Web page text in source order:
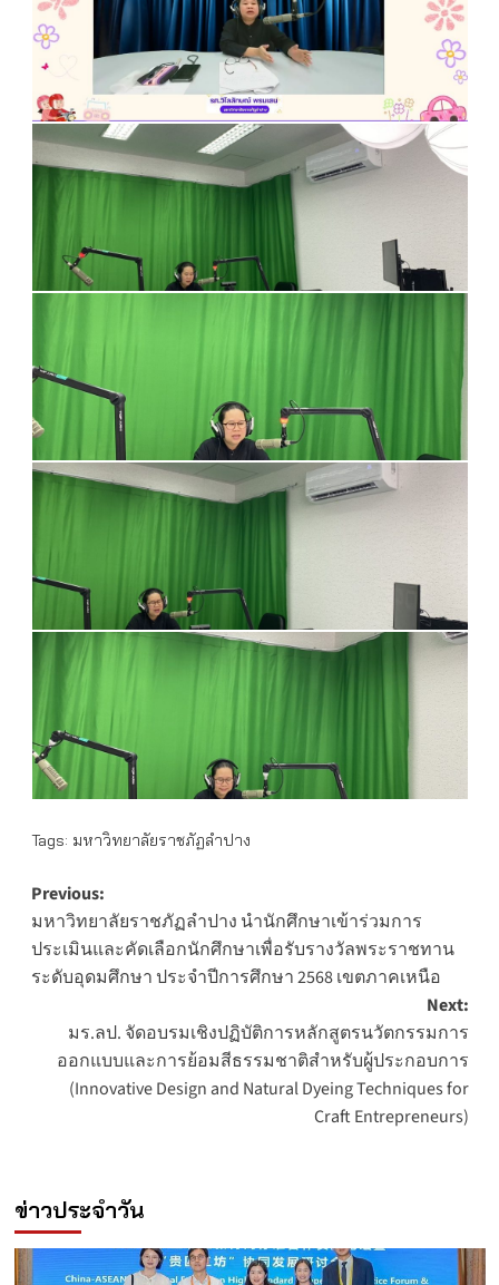
Tags: มหาวิทยาลัยราชภัฏลำปาง
Post
navigation
Previous:
มหาวิทยาลัยราชภัฏลำปาง นำนักศึกษาเข้าร่วมการ
ประเมินและคัดเลือกนักศึกษาเพื่อรับรางวัลพระราชทาน
ระดับอุดมศึกษา ประจำปีการศึกษา 2568 เขตภาคเหนือ
Next:
มร.ลป. จัดอบรมเชิงปฏิบัติการหลักสูตรนวัตกรรมการ
ออกแบบและการย้อมสีธรรมชาติสำหรับผู้ประกอบการ
(Innovative Design and Natural Dyeing Techniques for
Craft Entrepreneurs)
ข่าวประจำวัน